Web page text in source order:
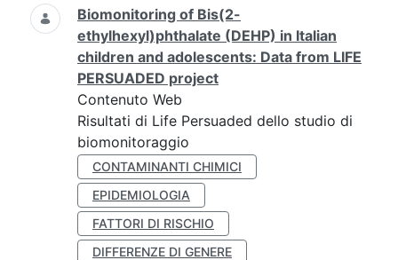
Biomonitoring of Bis(2-
ethylhexyl)phthalate (DEHP) in Italian
children and adolescents: Data from LIFE
PERSUADED project
Contenuto Web
Risultati di Life Persuaded dello studio di
biomonitoraggio
CONTAMINANTI CHIMICI
EPIDEMIOLOGIA
FATTORI DI RISCHIO
DIFFERENZE DI GENERE